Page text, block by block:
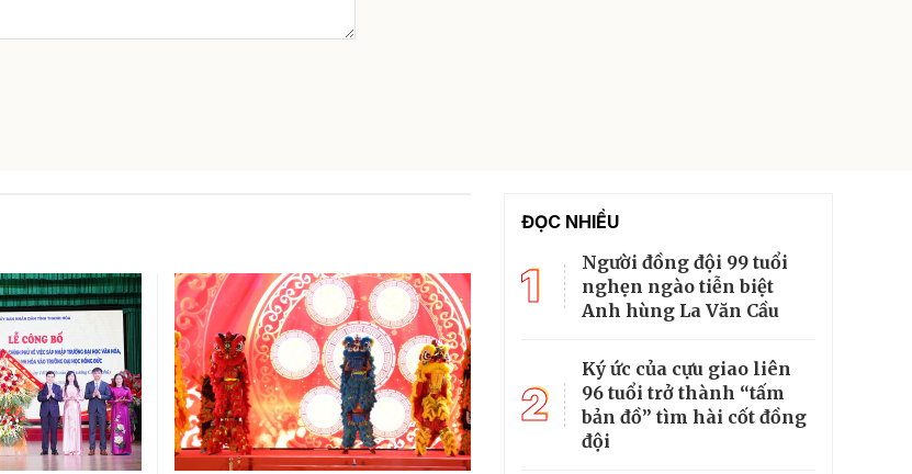
ĐỌC NHIỀU
1
Người đồng đội 99 tuổi
nghẹn ngào tiễn biệt
Anh hùng La Văn Cầu
2
Ký ức của cựu giao liên
96 tuổi trở thành “tấm
bản đồ” tìm hài cốt đồng
đội